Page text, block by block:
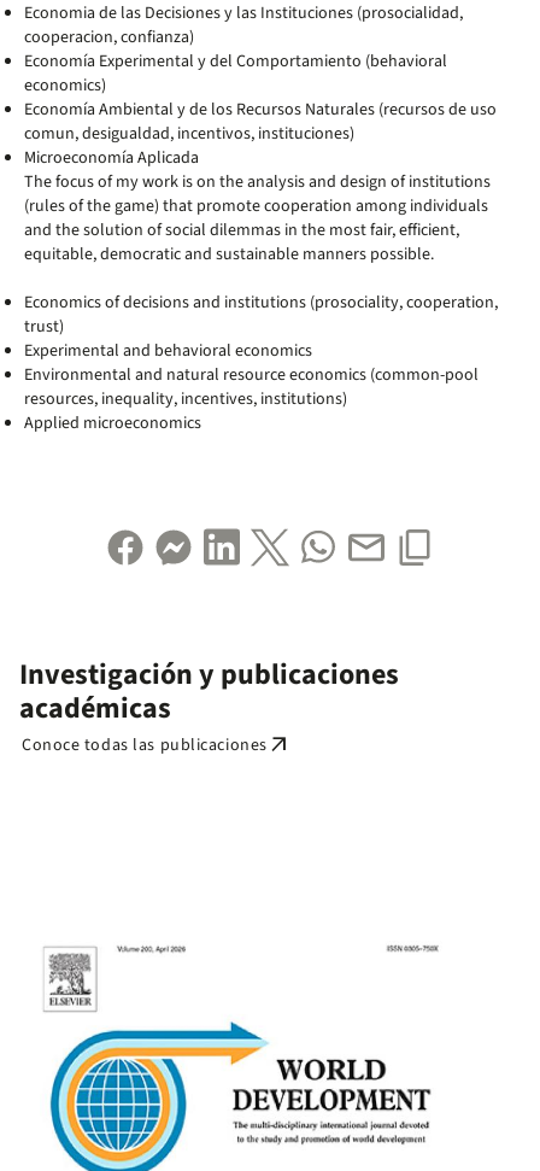
Economia de las Decisiones y las Instituciones (prosocialidad,
cooperacion, confianza)
Economía Experimental y del Comportamiento (behavioral
economics)
Economía Ambiental y de los Recursos Naturales (recursos de uso
comun, desigualdad, incentivos, instituciones)
Microeconomía Aplicada
The focus of my work is on the analysis and design of institutions
(rules of the game) that promote cooperation among individuals
and the solution of social dilemmas in the most fair, efficient,
equitable, democratic and sustainable manners possible.
Economics of decisions and institutions (prosociality, cooperation,
trust)
Experimental and behavioral economics
Environmental and natural resource economics (common-pool
resources, inequality, incentives, institutions)
Applied microeconomics
Investigación y publicaciones
académicas
Conoce todas las publicaciones arrow_outward